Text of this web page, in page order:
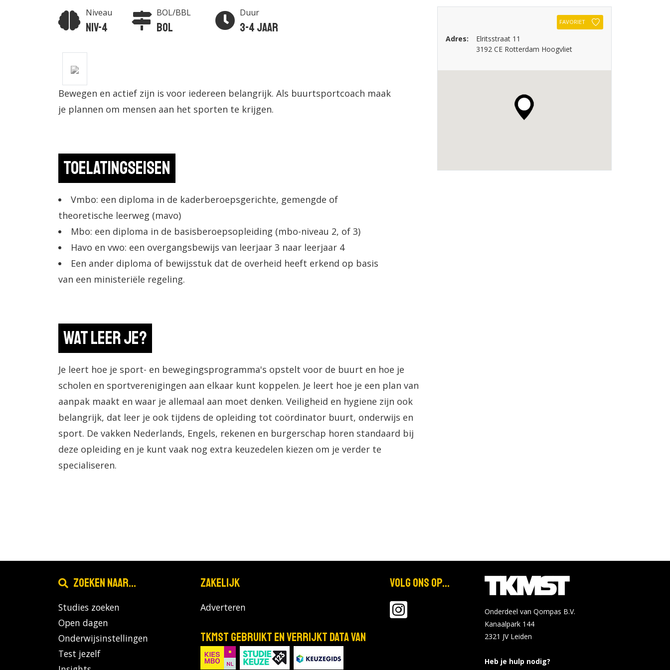
Niveau
Niv-4
BOL/BBL
BOL
Duur
3-4 jaar
Bewegen en actief zijn is voor iedereen belangrijk. Als buurtsportcoach maak
je plannen om mensen aan het sporten te krijgen.
Toelatingseisen
Vmbo: een diploma in de kaderberoepsgerichte, gemengde of
theoretische leerweg (mavo)
Mbo: een diploma in de basisberoepsopleiding (mbo-niveau 2, of 3)
Havo en vwo: een overgangsbewijs van leerjaar 3 naar leerjaar 4
Een ander diploma of bewijsstuk dat de overheid heeft erkend op basis
van een ministeriële regeling.
Wat leer je?
Je leert hoe je sport- en bewegingsprogramma's opstelt voor de buurt en hoe je
scholen en sportverenigingen aan elkaar kunt koppelen. Je leert hoe je een plan van
aanpak maakt en waar je allemaal aan moet denken. Veiligheid en hygiene zijn ook
belangrijk, dat leer je ook tijdens de opleiding tot coördinator buurt, onderwijs en
sport. De vakken Nederlands, Engels, rekenen en burgerschap horen standaard bij
deze opleiding en je kunt vaak nog extra keuzedelen kiezen om je verder te
specialiseren.
FAVORIET
Adres:
Elritsstraat 11
3192 CE Rotterdam Hoogvliet
Zoeken naar...
Studies zoeken
Open dagen
Onderwijsinstellingen
Test jezelf
Zakelijk
Adverteren
TKMST gebruikt en verrijkt data van
Volg ons op...
Onderdeel van Qompas B.V.
Kanaalpark 144
2321 JV Leiden
Heb je hulp nodig?